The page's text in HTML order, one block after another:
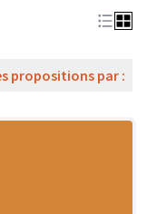
propositions par :